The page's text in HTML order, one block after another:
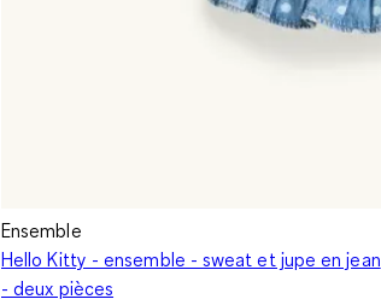
Ensemble
Hello Kitty - ensemble - sweat et jupe en jean
- deux pièces